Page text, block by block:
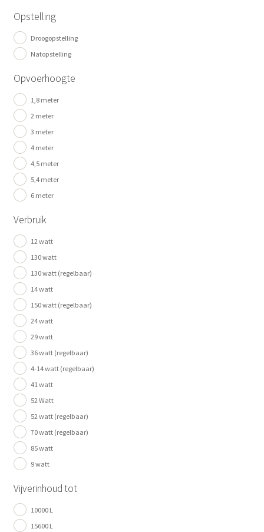
Opstelling
Droogopstelling
Natopstelling
Opvoerhoogte
1,8 meter
2 meter
3 meter
4 meter
4,5 meter
5,4 meter
6 meter
Verbruik
12 watt
130 watt
130 watt (regelbaar)
14 watt
150 watt (regelbaar)
24 watt
29 watt
36 watt (regelbaar)
4-14 watt (regelbaar)
41 watt
52 Watt
52 watt (regelbaar)
70 watt (regelbaar)
85 watt
9 watt
Vijverinhoud tot
10000 L
15600 L